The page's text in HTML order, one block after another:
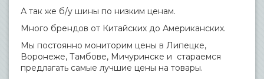
А так же б/у шины по низким ценам.
Много брендов от Китайских до Американских.
Мы постоянно мониторим цены в Липецке,
Воронеже, Тамбове, Мичуринске и стараемся
предлагать самые лучшие цены на товары.